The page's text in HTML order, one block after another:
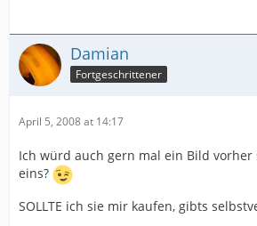
Damian
Fortgeschrittener
April 5, 2008 at 14:17
Ich würd auch gern mal ein Bild
eins?
SOLLTE ich sie mir kaufen, gibts